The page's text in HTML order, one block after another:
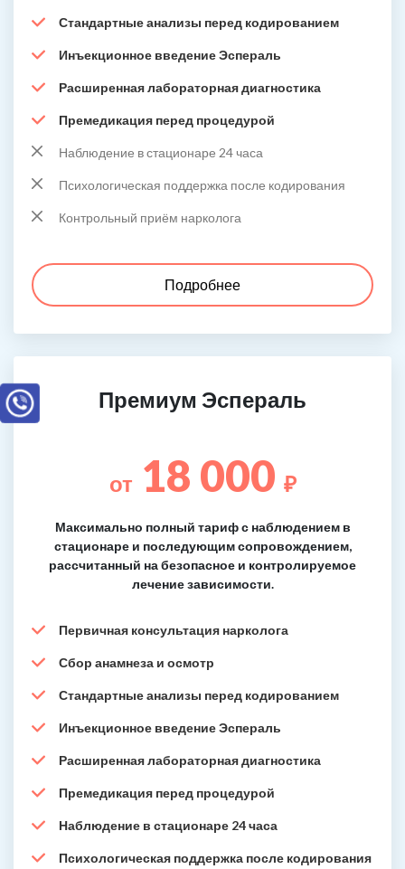
Стандартные анализы перед кодированием
Инъекционное введение Эспераль
Расширенная лабораторная диагностика
Премедикация перед процедурой
Наблюдение в стационаре 24 часа
Психологическая поддержка после кодирования
Контрольный приём нарколога
Подробнее
Премиум Эспераль
от 18 000 ₽
Максимально полный тариф с наблюдением в
стационаре и последующим сопровождением,
рассчитанный на безопасное и контролируемое
лечение зависимости.
Первичная консультация нарколога
Сбор анамнеза и осмотр
Стандартные анализы перед кодированием
Инъекционное введение Эспераль
Расширенная лабораторная диагностика
Премедикация перед процедурой
Наблюдение в стационаре 24 часа
Психологическая поддержка после кодирования